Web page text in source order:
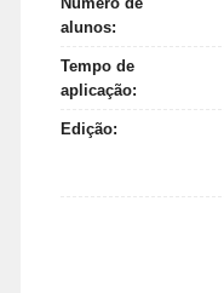
alunos:
Tempo de
aplicação:
Edição: